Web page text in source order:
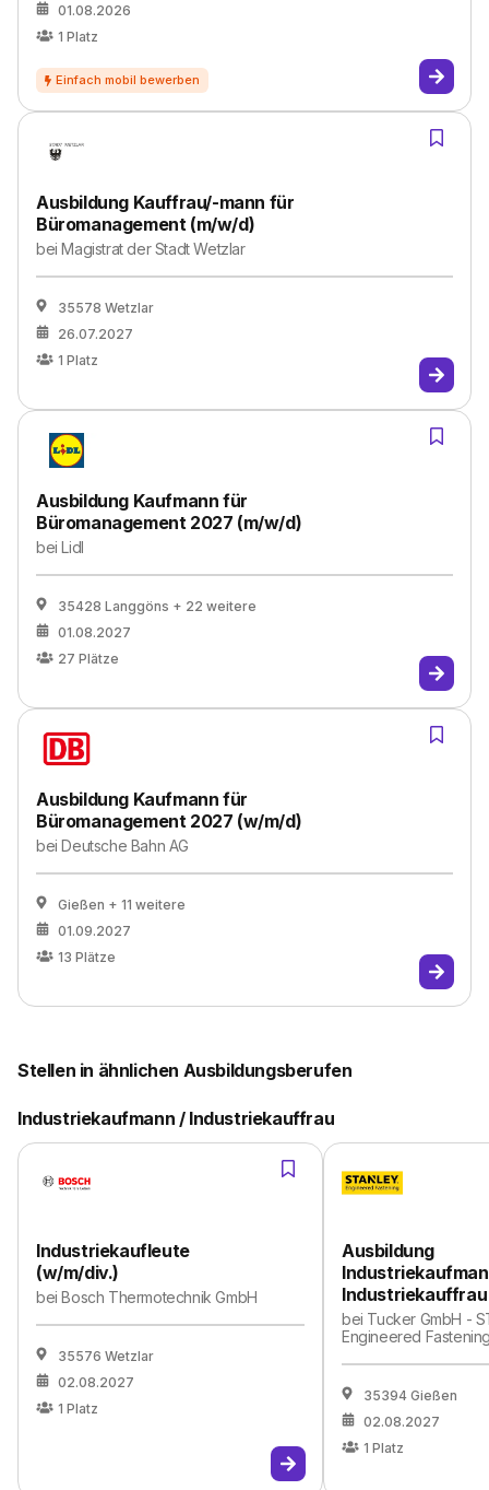
01.08.2026
1 Platz
Ausbildung Kauffrau/-mann für
Büromanagement (m/w/d)
beiMagistrat der Stadt Wetzlar
35578 Wetzlar
26.07.2027
1 Platz
Ausbildung Kaufmann für
Büromanagement 2027 (m/w/d)
beiLidl
35428 Langgöns + 22 weitere
01.08.2027
27 Plätze
Ausbildung Kaufmann für
Büromanagement 2027 (w/m/d)
beiDeutsche Bahn AG
Gießen + 11 weitere
01.09.2027
13 Plätze
Stellen in ähnlichen Ausbildungsberufen
Industriekaufmann / Industriekauffrau
Industriekaufleute
(w/m/div.)
beiBosch Thermotechnik GmbH
35576 Wetzlar
02.08.2027
1 Platz
Ausbildung
bei Tucker GmbH -
Engineered
35394 Gießen
02.08.2027
1 Platz